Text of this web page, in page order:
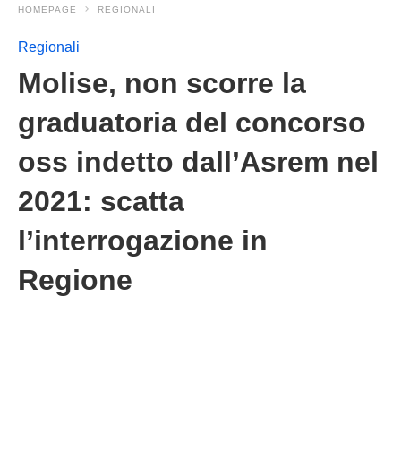
HOMEPAGE REGIONALI
Regionali
Molise, non scorre la
graduatoria del concorso
oss indetto dall’Asrem nel
2021: scatta
l’interrogazione in
Regione